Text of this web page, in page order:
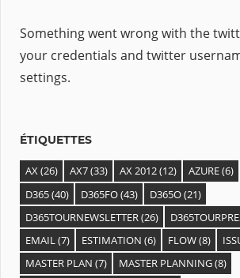
h
i
v
Something went wrong with the
your credentials and twitter
settings.
ÉTIQUETTES
AX(26) AX7(33) AX 2012(12) AZURE(6)
D365(40) D365FO(43) D365O(21)
D365TOURNEWSLETTER(26)
EMAIL(7) ESTIMATION (6) FLOW(8)
MASTER PLAN (7) MASTER PLANNING(8)